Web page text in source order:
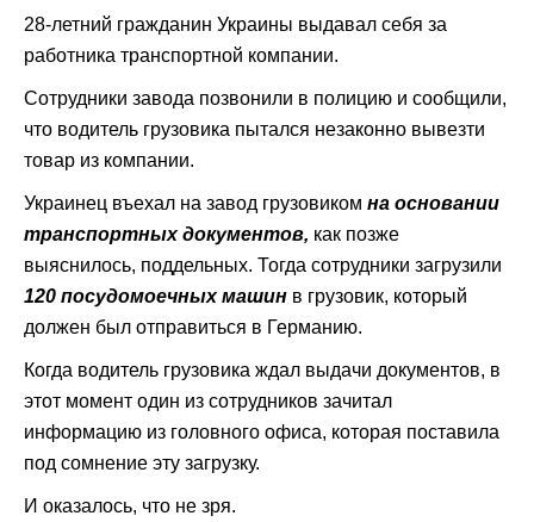
28-летний гражданин Украины выдавал себя за
работника транспортной компании.
Сотрудники завода позвонили в полицию и сообщили,
что водитель грузовика пытался незаконно вывезти
товар из компании.
Украинец въехал на завод грузовиком на основании
транспортных документов, как позже
выяснилось, поддельных. Тогда сотрудники загрузили
120 посудомоечных машин в грузовик, который
должен был отправиться в Германию.
Когда водитель грузовика ждал выдачи документов, в
этот момент один из сотрудников зачитал
информацию из головного офиса, которая поставила
под сомнение эту загрузку.
И оказалось, что не зря.